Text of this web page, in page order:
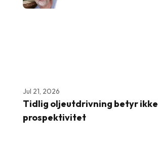
Jul 21, 2026
Tidlig oljeutdrivning betyr ikke
prospektivitet